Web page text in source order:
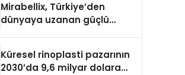
Mirabellix, Türkiye’den
dünyaya uzanan güçlü
Küresel rinoplasti pazarının
2030’da 9,6 milyar dolara